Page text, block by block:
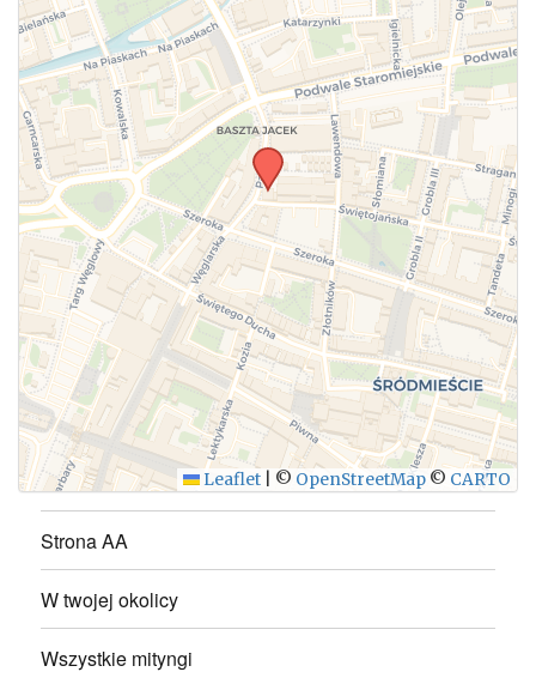
WYŚLIJ
Leaflet © OpenStreetMap © CARTO
Strona AA
W twojej okolicy
Wszystkie mityngi